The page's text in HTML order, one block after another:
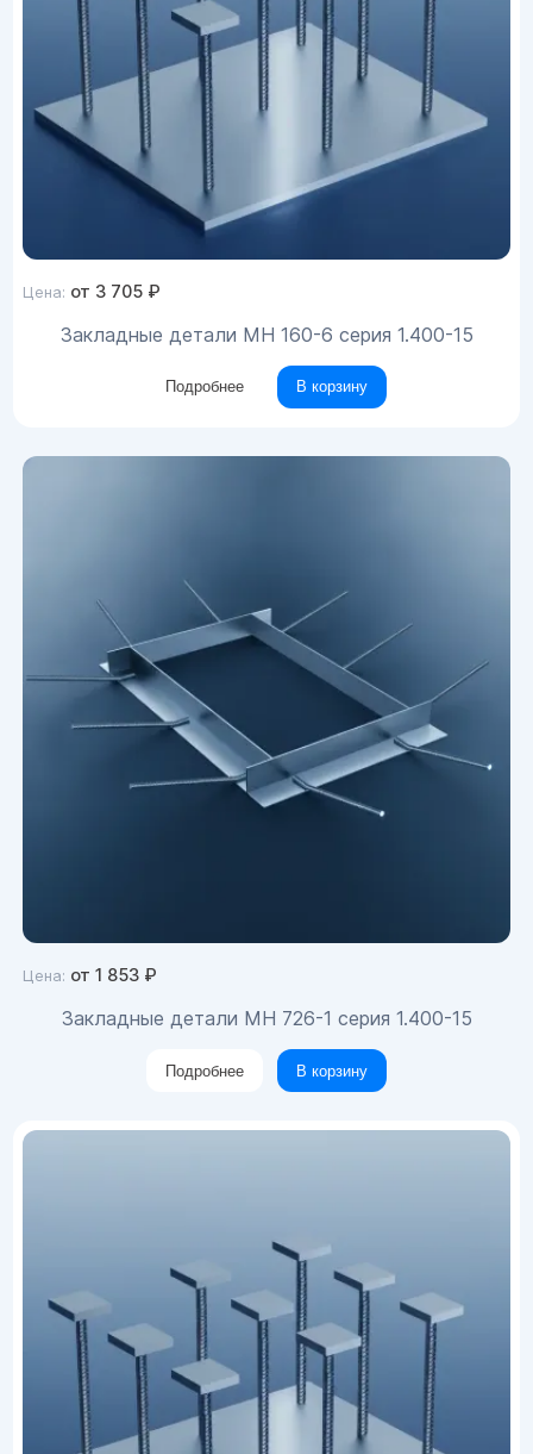
Цена: от 3 705 ₽
Закладные детали МН 160-6 серия 1.400-15
Подробнее В корзину
Цена: от1 853 ₽
Закладные детали МН 726-1 серия 1.400-15
Подробнее В корзину